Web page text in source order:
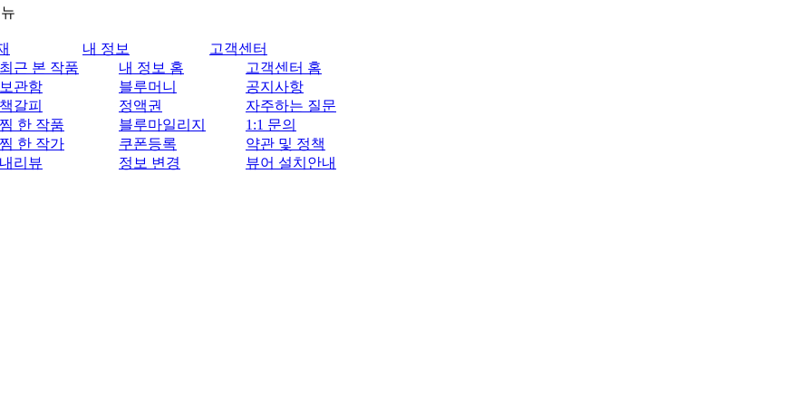
최근 본 작품
보관함
책갈피
찜 한 작품
찜 한 작가
내리뷰
내 정보
내 정보 홈
블루머니
정액권
블루마일리지
쿠폰등록
정보 변경
고객센터
고객센터 홈
공지사항
자주하는 질문
1:1 문의
약관 및 정책
뷰어 설치안내